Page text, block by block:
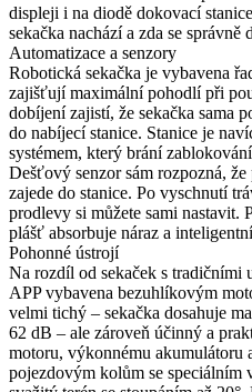
displeji i na diodě dokovací
sekačka nachází a zda se správně
Automatizace a senzory
Robotická sekačka je vybavena
zajišťují maximální pohodlí při
dobíjení zajistí, že sekačka sama
do nabíjecí stanice. Stanice je
systémem, který brání
Dešťový senzor sám rozpozná,
zajede do stanice. Po vyschnutí
prodlevy si můžete sami nastavit.
plášť absorbuje náraz a
Pohonné ústrojí
Na rozdíl od sekaček s
APP vybavena bezuhlíkovým
velmi tichý – sekačka dosahuje
62 dB – ale zároveň účinný a
motoru, výkonnému akumulátoru
pojezdovým kolům se speciálním